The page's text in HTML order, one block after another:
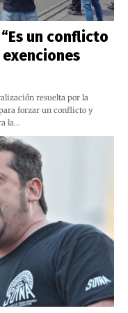
un conflicto
resuelta por la
forzar un conflicto y
la…